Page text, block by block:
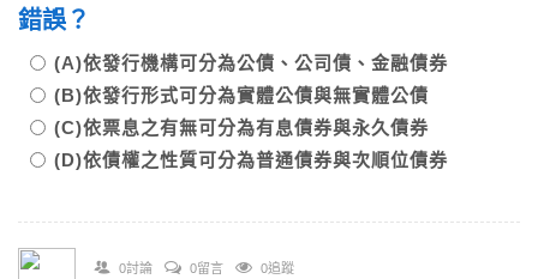
錯誤？
(A)依發行機構可分為公債、公司債、金融債券
(B)依發行形式可分為實體公債與無實體公債
(C)依票息之有無可分為有息債券與永久債券
(D)依債權之性質可分為普通債券與次順位債券
0討論 0留言 0追蹤